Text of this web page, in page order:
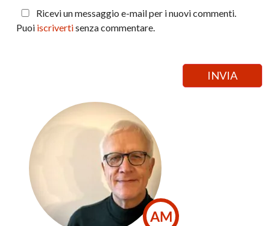
Ricevi un messaggio e-mail per i nuovi commenti.
Puoi iscrivertisenza commentare.
AM